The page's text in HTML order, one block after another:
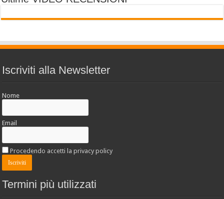
Iscriviti alla Newsletter
Nome
Email
Procedendo accetti la privacy policy
Termini più utilizzati